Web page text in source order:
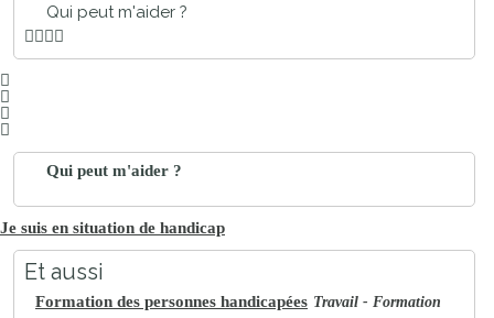
Qui peut m'aider ?
Qui peut m'aider ?
Je suis en situation de handicap
Et aussi
Formation des personnes handicapées Travail - Formation